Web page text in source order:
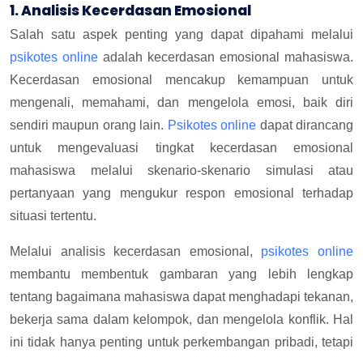
1. Analisis Kecerdasan Emosional
Salah satu aspek penting yang dapat dipahami melalui
psikotes online adalah kecerdasan emosional mahasiswa.
Kecerdasan emosional mencakup kemampuan untuk
mengenali, memahami, dan mengelola emosi, baik diri
sendiri maupun orang lain. Psikotes online dapat dirancang
untuk mengevaluasi tingkat kecerdasan emosional
mahasiswa melalui skenario-skenario simulasi atau
pertanyaan yang mengukur respon emosional terhadap
situasi tertentu.
Melalui analisis kecerdasan emosional, psikotes online
membantu membentuk gambaran yang lebih lengkap
tentang bagaimana mahasiswa dapat menghadapi tekanan,
bekerja sama dalam kelompok, dan mengelola konflik. Hal
ini tidak hanya penting untuk perkembangan pribadi, tetapi